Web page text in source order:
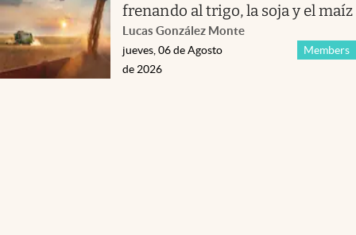
frenando al trigo, la soja y el maíz
Lucas González Monte
Members
jueves, 06 de Agosto
de 2026